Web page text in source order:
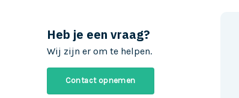
Heb je een vraag?
Wij zijn er om te helpen.
Contact opnemen